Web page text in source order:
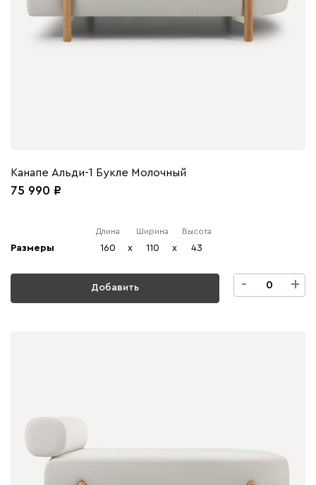
Канапе Альди-1 Букле Молочный
75 990
Размеры
Длина
160 x
Ширина
110 x
Высота
43
Добавить - +